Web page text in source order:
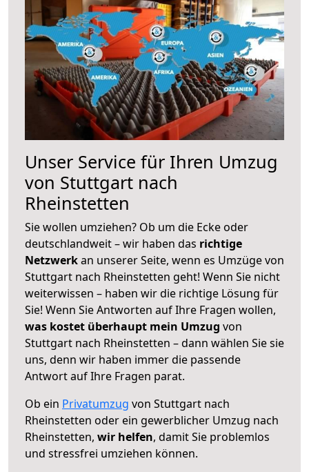
Unser Service für Ihren Umzug
von Stuttgart nach
Rheinstetten
Sie wollen umziehen? Ob um die Ecke oder
deutschlandweit – wir haben das richtige
Netzwerkan unserer Seite, wenn es Umzüge von
Stuttgart nach Rheinstetten geht! Wenn Sie nicht
weiterwissen – haben wir die richtige Lösung für
Sie! Wenn Sie Antworten auf Ihre Fragen wollen,
was kostet überhaupt mein Umzug von
Stuttgart nach Rheinstetten – dann wählen Sie sie
uns, denn wir haben immer die passende
Antwort auf Ihre Fragen parat.
Ob ein Privatumzug von Stuttgart nach
Rheinstetten oder ein gewerblicher Umzug nach
Rheinstetten, wir helfen, damit Sie problemlos
und stressfrei umziehen können.